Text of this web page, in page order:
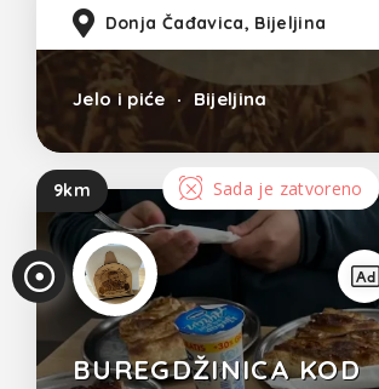
Donja Čađavica, Bijeljina
Jelo i piće Bijeljina
9km Sada je zatvoreno
BUREGDŽINICA KOD